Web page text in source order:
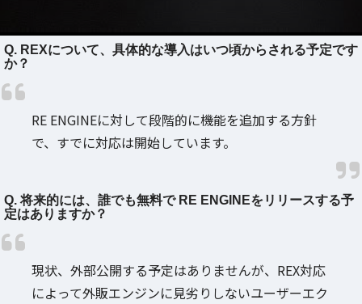
Q. REXについて、具体的な導入はいつ頃からされる予定です
か？
RE ENGINEに対して段階的に機能を追加する方針
で、すでに対応は開始しています。
Q. 将来的には、誰でも無料で RE ENGINEをリリースする予
定はありますか？
現状、外部公開する予定はありませんが、REX対応
によって外販エンジンに見劣りしないユーザーエク